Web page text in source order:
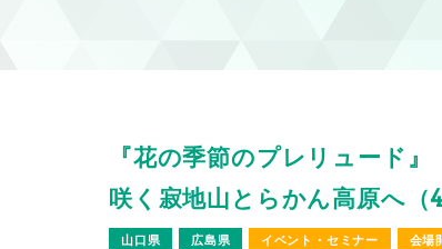
『花の季節のプレリュード
咲く寂地山とらかん高原へ（
山口県 広島県 イベント・セミナー 会場